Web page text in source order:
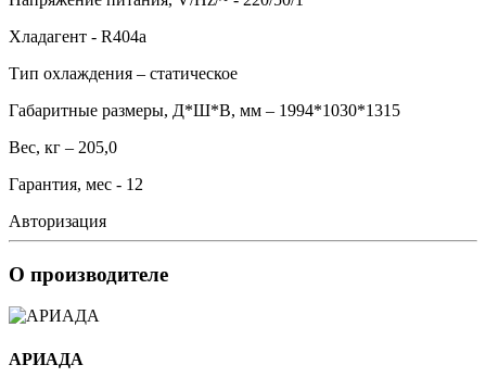
Хладагент - R404а
Тип охлаждения – статическое
Габаритные размеры, Д*Ш*В, мм – 1994*1030*1315
Вес, кг – 205,0
Гарантия, мес - 12
Авторизация
О производителе
АРИАДА